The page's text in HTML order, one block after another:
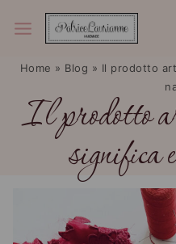
Home » Blog » Il prodotto
Il prodotto
significa